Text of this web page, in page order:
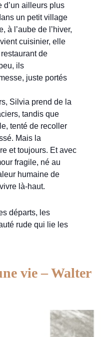
d’un ailleurs plus
un petit village
à l’aube de l’hiver,
cuisinier, elle
de
ils
juste portés
Silvia prend de la
tandis que
tenté de recoller
Mais la
et toujours. Et avec
fragile, né au
humaine de
là-haut.
départs, les
rude qui lie les
vie – Walter